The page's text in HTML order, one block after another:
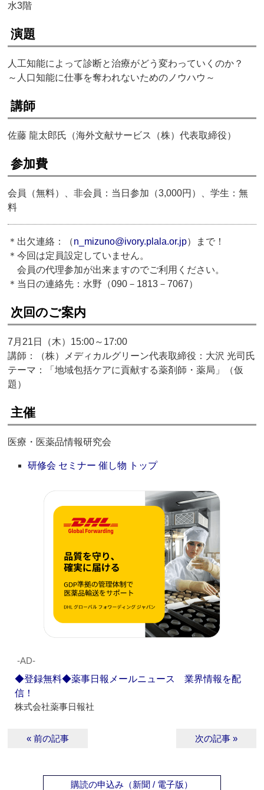
水3階
演題
人工知能によって診断と治療がどう変わっていくのか？
～人口知能に仕事を奪われないためのノウハウ～
講師
佐藤 龍太郎氏（海外文献サービス（株）代表取締役）
参加費
会員（無料）、非会員：当日参加（3,000円）、学生：無
料
＊出欠連絡：（n_mizuno@ivory.plala.or.jp）まで！
＊今回は定員設定していません。
会員の代理参加が出来ますのでご利用ください。
＊当日の連絡先：水野（090－1813－7067）
次回のご案内
7月21日（木）15:00～17:00
講師：（株）メディカルグリーン代表取締役：大沢 光司氏
テーマ：「地域包括ケアに貢献する薬剤師・薬局」（仮
題）
主催
医療・医薬品情報研究会
研修会 セミナー 催し物 トップ
‐AD‐
◆登録無料◆薬事日報メールニュース 業界情報を配
信！
株式会社薬事日報社
« 前の記事 次の記事 »
購読の申込み（新聞 / 電子版）